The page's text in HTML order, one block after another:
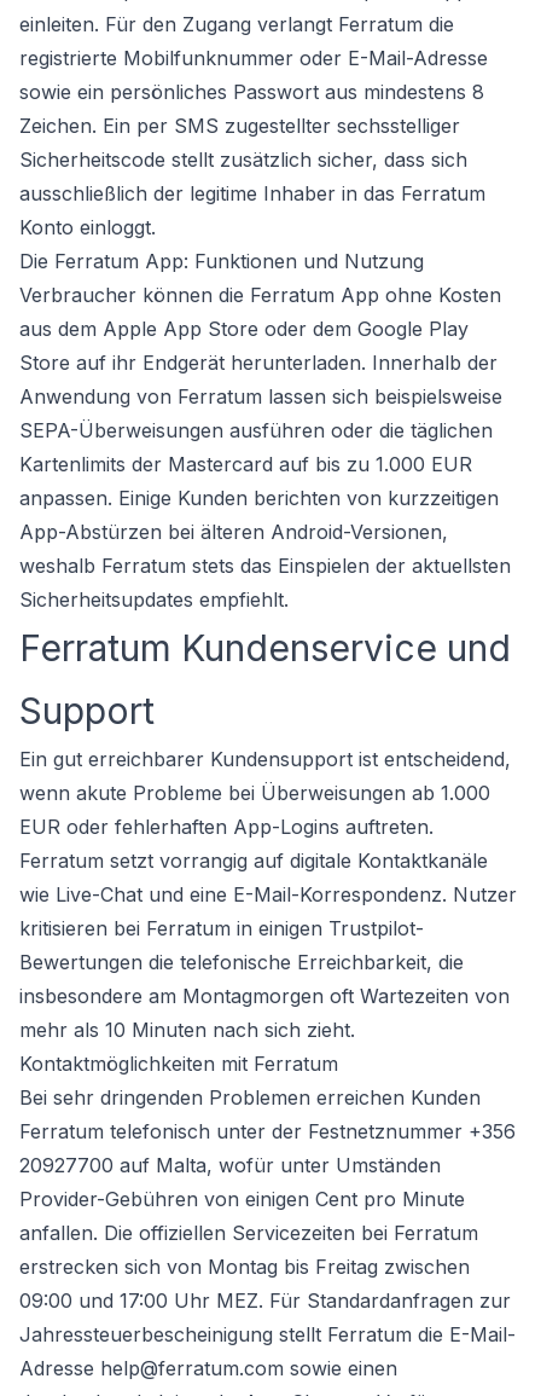
einleiten. Für den Zugang verlangt Ferratum die
registrierte Mobilfunknummer oder E-Mail-Adresse
sowie ein persönliches Passwort aus mindestens 8
Zeichen. Ein per SMS zugestellter sechsstelliger
Sicherheitscode stellt zusätzlich sicher, dass sich
ausschließlich der legitime Inhaber in das Ferratum
Konto einloggt.
Die Ferratum App: Funktionen und Nutzung
Verbraucher können die Ferratum App ohne Kosten
aus dem Apple App Store oder dem Google Play
Store auf ihr Endgerät herunterladen. Innerhalb der
Anwendung von Ferratum lassen sich beispielsweise
SEPA-Überweisungen ausführen oder die täglichen
Kartenlimits der Mastercard auf bis zu 1.000 EUR
anpassen. Einige Kunden berichten von kurzzeitigen
App-Abstürzen bei älteren Android-Versionen,
weshalb Ferratum stets das Einspielen der aktuellsten
Sicherheitsupdates empfiehlt.
Ferratum Kundenservice und
Support
Ein gut erreichbarer Kundensupport ist entscheidend,
wenn akute Probleme bei Überweisungen ab 1.000
EUR oder fehlerhaften App-Logins auftreten.
Ferratum setzt vorrangig auf digitale Kontaktkanäle
wie Live-Chat und eine E-Mail-Korrespondenz. Nutzer
kritisieren bei Ferratum in einigen Trustpilot-
Bewertungen die telefonische Erreichbarkeit, die
insbesondere am Montagmorgen oft Wartezeiten von
mehr als 10 Minuten nach sich zieht.
Kontaktmöglichkeiten mit Ferratum
Bei sehr dringenden Problemen erreichen Kunden
Ferratum telefonisch unter der Festnetznummer +356
20927700 auf Malta, wofür unter Umständen
Provider-Gebühren von einigen Cent pro Minute
anfallen. Die offiziellen Servicezeiten bei Ferratum
erstrecken sich von Montag bis Freitag zwischen
09:00 und 17:00 Uhr MEZ. Für Standardanfragen zur
Jahressteuerbescheinigung stellt Ferratum die E-Mail-
Adresse help@ferratum.com sowie einen